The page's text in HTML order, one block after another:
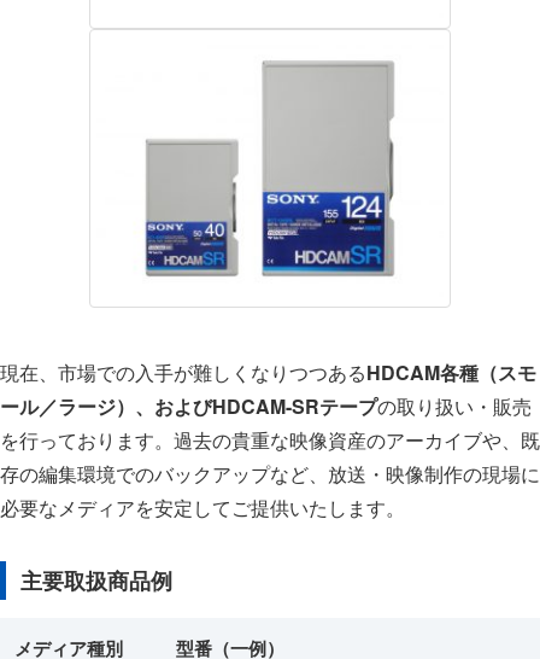
現在、市場での入手が難しくなりつつあるHDCAM各種（スモ
ール／ラージ）、およびHDCAM-SRテープの取り扱い・販売
を行っております。過去の貴重な映像資産のアーカイブや、既
存の編集環境でのバックアップなど、放送・映像制作の現場に
必要なメディアを安定してご提供いたします。
主要取扱商品例
メディア種別 型番（一例）